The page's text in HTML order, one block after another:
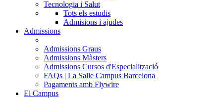
Tecnologia i Salut
Tots els estudis
Admisions i ajudes
Admissions
Admissions Graus
Admissions Màsters
Admissions Cursos d'Especialització
FAQs | La Salle Campus Barcelona
Pagaments amb Flywire
El Campus